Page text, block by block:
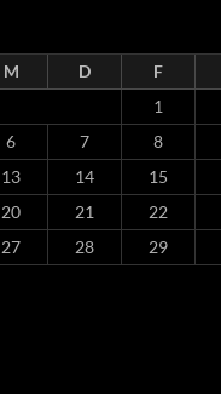
M D F
1
6 7 8
13 14 15
20 21 22
27 28 29